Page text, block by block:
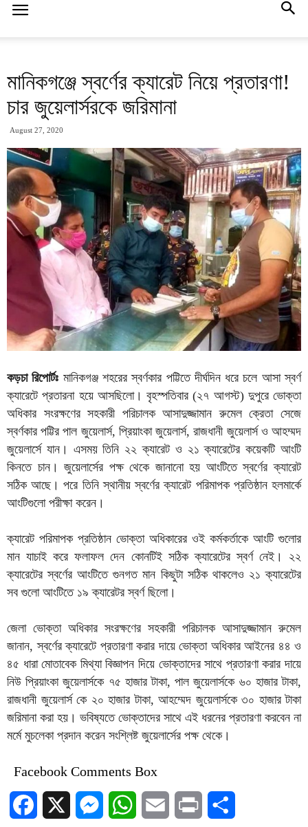
মানিকগঞ্জে স্বর্ণের ক্যারেট নিয়ে প্রতারণা!
চার জুয়েলার্সরকে জরিমানা
August 27, 2020
কড়চা রিপোর্টঃ মানিকগঞ্জ শহরের স্বর্ণকার পট্টিতে দীর্ঘদিন ধরে চলে আসা স্বর্ণ
ক্যারেটে প্রতারনা হয়ে আসছিলো। বৃহস্পতিবার (২৭ আগস্ট) দুপুরে ভোক্তা
অধিকার সংরক্ষণের সহকারী পরিচালক আসাদুজ্জামান রুমেল ক্রেতা সেজে
স্বর্ণকার পট্টির পাল জুয়েলার্স, প্রিয়াংকা জুয়েলার্স, রাজধানী জুয়েলার্স ও আহম্মদ
জুয়েলার্সে যান। এসময় তিনি ২২ ক্যারেট ও ২১ ক্যারেটের কয়েকটি আংটি
কিনতে চান। জুয়েলার্সের পক্ষ থেকে জানানো হয় আংটিতে স্বর্ণের ক্যারেট
সঠিক আছে। পরে তিনি স্থানীয় স্বর্ণের ক্যারেট পরিমাপক প্রতিষ্ঠান হলমার্কে
আংটিগুলো পরীক্ষা করেন।
ক্যারেট পরিমাপক প্রতিষ্ঠান ভোক্তা অধিকারের ওই কর্মকর্তাকে আংটি গুলোর
মান যাচাই করে ফলাফল দেন কোনটিই সঠিক ক্যারেটের স্বর্ণ নেই। ২২
ক্যারেটের স্বর্ণের আংটিতে গুনগত মান কিছুটা সঠিক থাকলেও ২১ ক্যারেটের
সব গুলো আংটিতে ১৯ ক্যারেটর স্বর্ণ ছিলো।
জেলা ভোক্তা অধিকার সংরক্ষণের সহকারী পরিচালক আসাদুজ্জামান রুমেল
জানান, স্বর্ণের ক্যারেটে প্রতারণা করার দায়ে ভোক্তা অধিকার আইনের ৪৪ ও
৪৫ ধারা মোতাবেক মিথ্যা বিজ্ঞাপন দিয়ে ভোক্তাদের সাথে প্রতারণা করার দায়ে
নিউ প্রিয়াংকা জুয়েলার্সকে ৭৫ হাজার টাকা, পাল জুয়েলার্সকে ৬০ হাজার টাকা,
রাজধানী জুয়েলার্স কে ২০ হাজার টাকা, আহম্মেদ জুয়েলার্সকে ৩০ হাজার টাকা
জরিমানা করা হয়। ভবিষ্যতে ভোক্তাদের সাথে এই ধরনের প্রতারণা করবেন না
মর্মে মুচলেকা প্রদান করেন সংশ্লিষ্ট জুয়েলার্সের পক্ষ থেকে।
Facebook Comments Box
Facebook MessengerWhatsAppEmail Print